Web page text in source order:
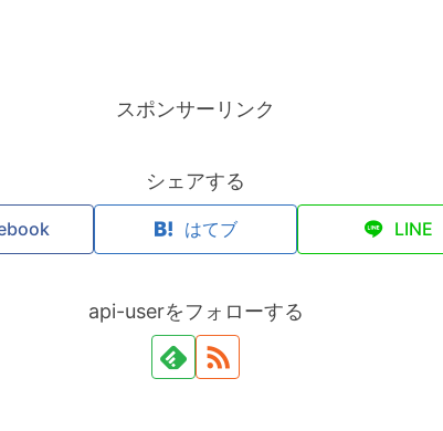
スポンサーリンク
シェアする
はてブ LINE
api-userをフォローする